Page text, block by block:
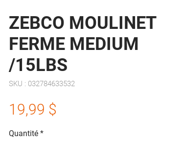
ZEBCO MOULINET
FERME MEDIUM
/15LBS
SKU : 032784633532
19,99 $
Quantité *